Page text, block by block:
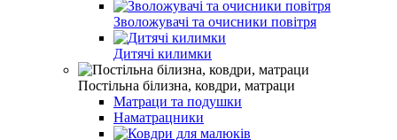
Зволожувачі та очисники повітря
Дитячі килимки
Постільна білизна, ковдри, матраци
Матраци та подушки
Наматрацники